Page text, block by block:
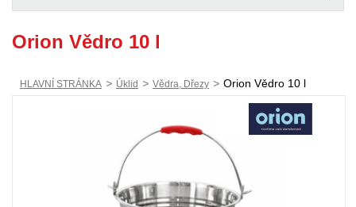
Orion Vědro 10 l
HLAVNÍ STRÁNKA > Úklid > Vědra, Dřezy > Orion Vědro 10 l